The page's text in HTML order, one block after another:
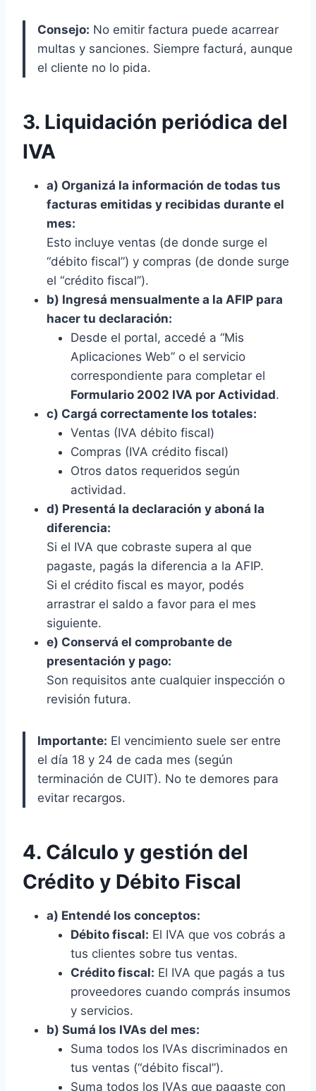
Consejo: No emitir factura puede acarrear
multas y sanciones. Siempre facturá, aunque
el cliente no lo pida.
3. Liquidación periódica del
IVA
a) Organizá la información de todas tus
facturas emitidas y recibidas durante el
mes:
Esto incluye ventas (de donde surge el
“débito fiscal”) y compras (de donde surge
el “crédito fiscal”).
b) Ingresá mensualmente a la AFIP para
hacer tu declaración:
Desde el portal, accedé a “Mis
Aplicaciones Web” o el servicio
correspondiente para completar el
Formulario 2002 IVA por Actividad.
c) Cargá correctamente los totales:
Ventas (IVA débito fiscal)
Compras (IVA crédito fiscal)
Otros datos requeridos según
actividad.
d) Presentá la declaración y aboná la
diferencia:
Si el IVA que cobraste supera al que
pagaste, pagás la diferencia a la AFIP.
Si el crédito fiscal es mayor, podés
arrastrar el saldo a favor para el mes
siguiente.
e) Conservá el comprobante de
presentación y pago:
Son requisitos ante cualquier inspección o
revisión futura.
Importante: El vencimiento suele ser entre
el día 18 y 24 de cada mes (según
terminación de CUIT). No te demores para
evitar recargos.
4. Cálculo y gestión del
Crédito y Débito Fiscal
a) Entendé los conceptos:
Débito fiscal: El IVA que vos cobrás a
tus clientes sobre tus ventas.
Crédito fiscal: El IVA que pagás a tus
proveedores cuando comprás insumos
y servicios.
b) Sumá los IVAs del mes:
Suma todos los IVAs discriminados en
tus ventas (“débito fiscal”).
Suma todos los IVAs que pagaste con